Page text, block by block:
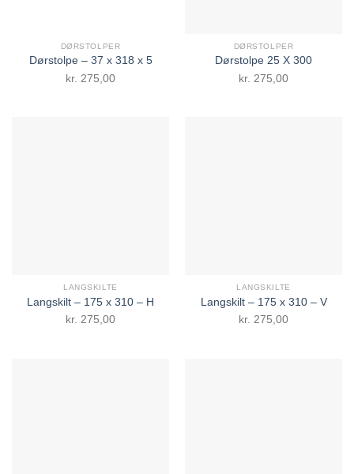
DØRSTOLPER
Dørstolpe – 37 x 318 x 5
kr. 275,00
DØRSTOLPER
Dørstolpe 25 X 300
kr. 275,00
LANGSKILTE
Langskilt – 175 x 310 – H
kr. 275,00
LANGSKILTE
Langskilt – 175 x 310 – V
kr. 275,00